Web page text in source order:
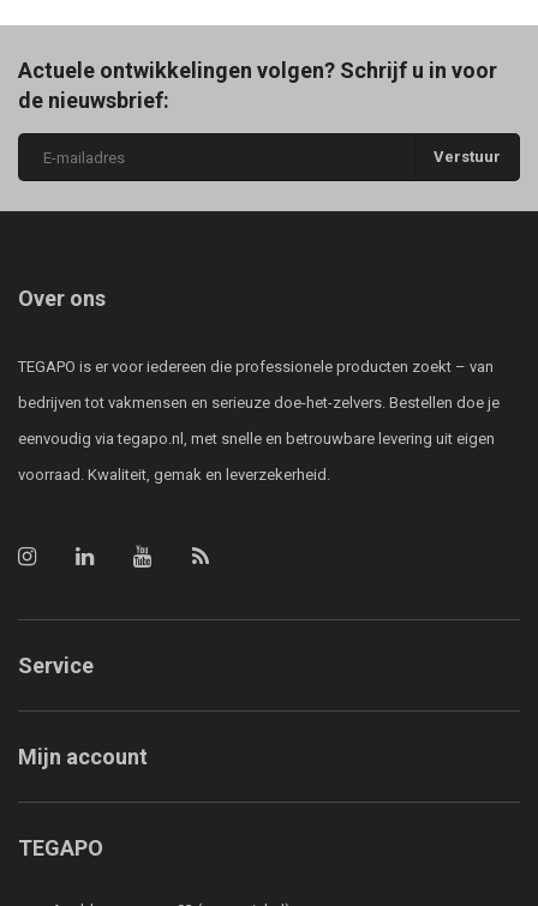
Actuele ontwikkelingen volgen? Schrijf u in voor
de nieuwsbrief:
Verstuur
Over ons
TEGAPO is er voor iedereen die professionele producten zoekt – van
bedrijven tot vakmensen en serieuze doe-het-zelvers. Bestellen doe je
eenvoudig via tegapo.nl, met snelle en betrouwbare levering uit eigen
voorraad. Kwaliteit, gemak en leverzekerheid.
Service
Mijn account
TEGAPO